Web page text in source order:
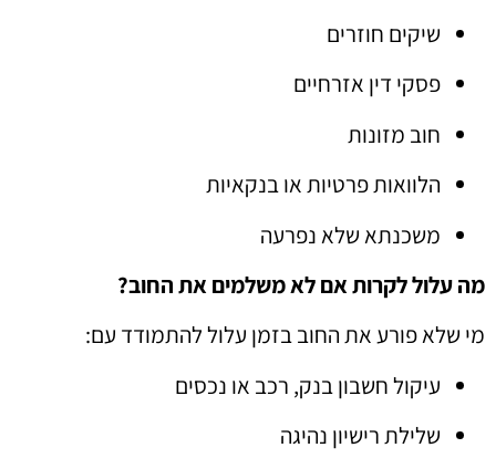
שיקים חוזרים
פסקי דין אזרחיים
חוב מזונות
הלוואות פרטיות או בנקאיות
משכנתא שלא נפרעה
מה עלול לקרות אם לא משלמים את החוב?
מי שלא פורע את החוב בזמן עלול להתמודד עם:
עיקול חשבון בנק, רכב או נכסים
שלילת רישיון נהיגה